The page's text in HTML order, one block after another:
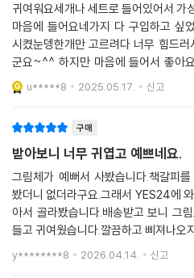
귀여워요세개나 세트로 들어있어서 가
마음에 들어요네가지 다 구입하고 싶
시켰눈뎅한개만 고르려다 너무 힘드
군요~^^ 하지만 마음에 들어서 좋아
는 중..이번에 책주문하면서 문구류 몇
데제일 맘에 듭니당
u*****8 2025.05.17. 신고
구매
받아보니 너무 귀엽고 예쁘네요.
그림체가 예뻐서 사봤습니다.책갈피
봤더니 없더라구요.그래서 YES24에
아서 골라봤습니다.배송받고 보니 그
들고 귀여웠습니다.깔끔하고 삐져나오
도 않고아이디어가 좋은 상품인것같아요.
y********8 2026.04.14. 신고